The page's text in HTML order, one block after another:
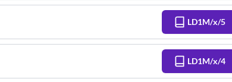
LD1M/x/5
LD1M/x/4